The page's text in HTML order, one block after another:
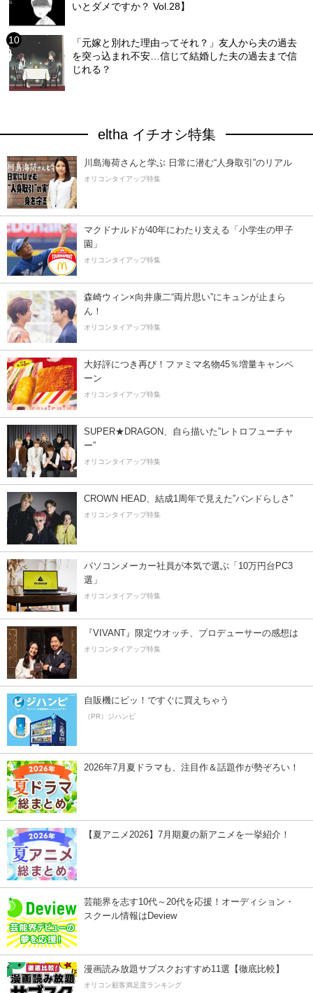
いとダメですか？ Vol.28】
「元嫁と別れた理由ってそれ？」友人から夫の過去
を突っ込まれ不安…信じて結婚した夫の過去まで信
じれる？
eltha イチオシ特集
川島海荷さんと学ぶ 日常に潜む“人身取引”のリアル
オリコンタイアップ特集
マクドナルドが40年にわたり支える「小学生の甲子
園」
オリコンタイアップ特集
森崎ウィン×向井康二“両片思い”にキュンが止まら
ん！
オリコンタイアップ特集
大好評につき再び！ファミマ名物45％増量キャンペ
ーン
オリコンタイアップ特集
SUPER★DRAGON、自ら描いた”レトロフューチャ
ー”
オリコンタイアップ特集
CROWN HEAD、結成1周年で見えた”バンドらしさ”
オリコンタイアップ特集
パソコンメーカー社員が本気で選ぶ「10万円台PC3
選」
オリコンタイアップ特集
『VIVANT』限定ウオッチ、プロデューサーの感想は
オリコンタイアップ特集
自販機にピッ！ですぐに買えちゃう
（PR）ジハンピ
2026年7月夏ドラマも、注目作＆話題作が勢ぞろい！
【夏アニメ2026】7月期夏の新アニメを一挙紹介！
芸能界を志す10代～20代を応援！オーディション・
スクール情報はDeview
漫画読み放題サブスクおすすめ11選【徹底比較】
オリコン顧客満足度ランキング